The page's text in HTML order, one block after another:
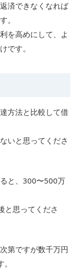
済できなくなれば
。
を高めにして、よ
です。
方法と比較して借
いと思ってくださ
と、300〜500万
と思ってくださ
第ですが数千万円